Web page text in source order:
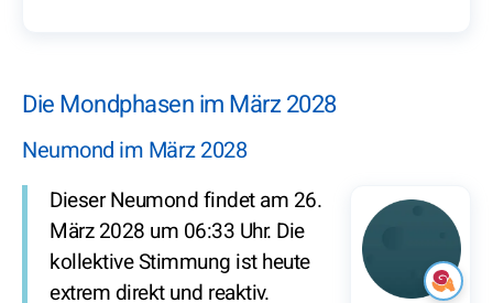
Die Mondphasen im März 2028
Neumond im März 2028
Dieser Neumond findet am 26.
März 2028 um 06:33 Uhr. Die
kollektive Stimmung ist heute
extrem direkt und reaktiv.